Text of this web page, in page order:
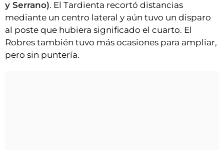
y Serrano). El Tardienta recortó distancias
mediante un centro lateral y aún tuvo un disparo
al poste que hubiera significado el cuarto. El
Robres también tuvo más ocasiones para ampliar,
pero sin puntería.